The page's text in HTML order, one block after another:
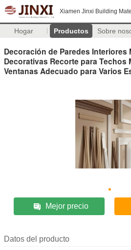
Xiamen Jinxi Building
Hogar Productos Sobre
Decoración de Paredes Interiores
Decorativas Recorte para Techos
Ventanas Adecuado para Varios
Mejor precio
Datos del producto